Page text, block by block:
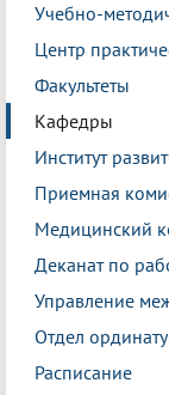
Учебно-
Центр
Факультеты
Кафедры
Институт
Приемная
Медицинский
Деканат по
Управление
Отдел
Расписание